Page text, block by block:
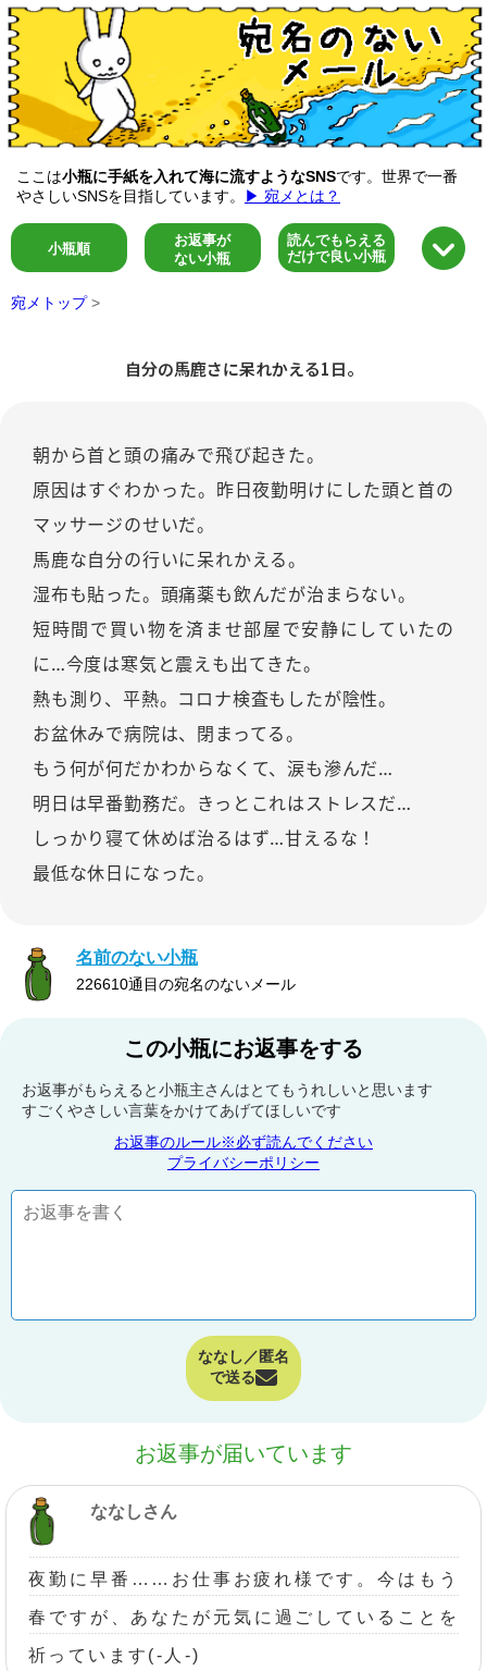
ここは小瓶に手紙を入れて海に流すようなSNSです。世界で一番
やさしいSNSを目指しています。
▶ 宛メとは？
小瓶順
お返事が
ない小瓶
読んでもらえる
だけで良い小瓶
宛メトップ >
自分の馬鹿さに呆れかえる1日。
朝から首と頭の痛みで飛び起きた。
原因はすぐわかった。昨日夜勤明けにした頭と首の
マッサージのせいだ。
馬鹿な自分の行いに呆れかえる。
湿布も貼った。頭痛薬も飲んだが治まらない。
短時間で買い物を済ませ部屋で安静にしていたの
に…今度は寒気と震えも出てきた。
熱も測り、平熱。コロナ検査もしたが陰性。
お盆休みで病院は、閉まってる。
もう何が何だかわからなくて、涙も滲んだ…
明日は早番勤務だ。きっとこれはストレスだ…
しっかり寝て休めば治るはず…甘えるな！
最低な休日になった。
名前のない小瓶
226610通目の宛名のないメール
この小瓶にお返事をする
お返事がもらえると小瓶主さんはとてもうれしいと思います
すごくやさしい言葉をかけてあげてほしいです
お返事のルール※必ず読んでください
プライバシーポリシー
ななし／匿名
で送る
お返事が届いています
ななしさん
夜勤に早番……お仕事お疲れ様です。今はもう
春ですが、あなたが元気に過ごしていることを
祈っています(-人-)